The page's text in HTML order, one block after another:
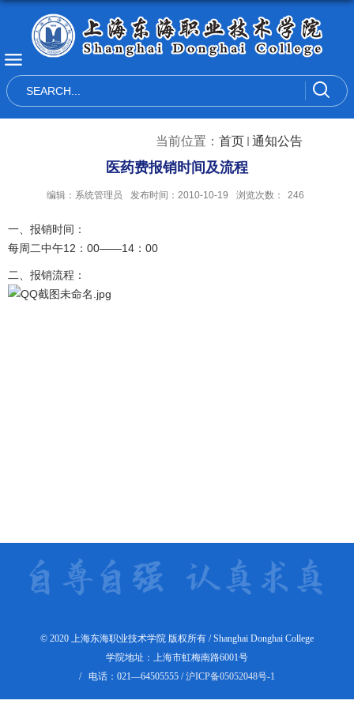
当前位置： 首页 通知公告
医药费报销时间及流程
编辑：系统管理员 发布时间：2010-10-19 浏览次数： 246
一、报销时间：
每周二中午12：00——14：00
二、报销流程：
© 2020 上海东海职业技术学院 版权所有 / Shanghai Donghai College
学院地址：上海市虹梅南路6001号
/ 电话：021—64505555 /沪ICP备05052048号-1